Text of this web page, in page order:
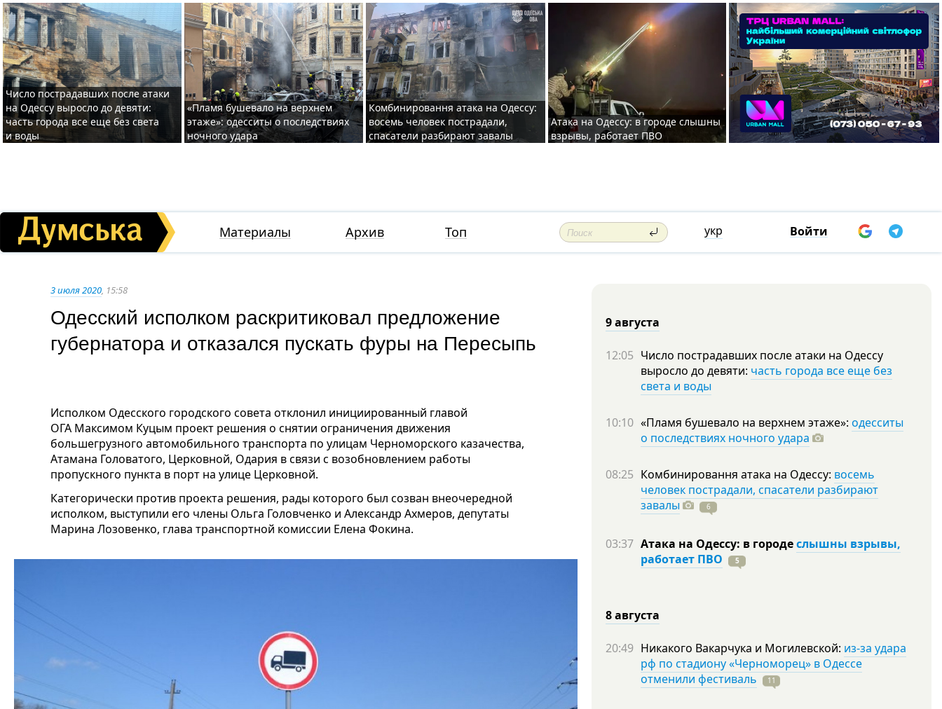
Число пострадавших после атаки
на Одессу выросло до девяти:
часть города все еще без света
и воды
«Пламя бушевало на верхнем
этаже»: одесситы о последствиях
ночного удара
Комбинировання атака на Одессу:
восемь человек пострадали,
спасатели разбирают завалы
Атака на Одессу: в городе слышны
взрывы, работает ПВО
Материалы Архив Топ укр Войти
3 июля 2020, 15:58
Одесский исполком раскритиковал предложение
губернатора и отказался пускать фуры на Пересыпь
Исполком Одесского городского совета отклонил инициированный главой
ОГА Максимом Куцым проект решения о снятии ограничения движения
большегрузного автомобильного транспорта по улицам Черноморского казачества,
Атамана Головатого, Церковной, Одария в связи с возобновлением работы
пропускного пункта в порт на улице Церковной.
Категорически против проекта решения, рады которого был созван внеочередной
исполком, выступили его члены Ольга Головченко и Александр Ахмеров, депутаты
Марина Лозовенко, глава транспортной комиссии Елена Фокина.
9 августа
12:05 Число пострадавших после атаки на Одессу
выросло до девяти: часть города все еще без
света и воды
10:10 «Пламя бушевало на верхнем этаже»: одесситы
о последствиях ночного удара
08:25 Комбинировання атака на Одессу: восемь
человек пострадали, спасатели разбирают
завалы
6
03:37 Атака на Одессу: в городеслышны взрывы,
работает ПВО
5
8 августа
20:49 Никакого Вакарчука и Могилевской: из-за удара
рф по стадиону «Черноморец» в Одессе
отменили фестиваль
11